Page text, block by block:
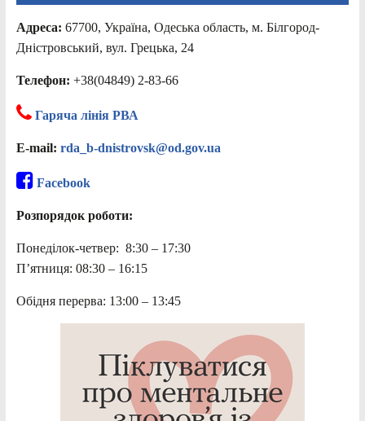
Адреса: 67700, Україна, Одеська область, м. Білгород-
Дністровський, вул. Грецька, 24
Телефон: +38(04849) 2-83-66
Гаряча лінія РВА
E-mail: rda_b-dnistrovsk@od.gov.ua
Facebook
Розпорядок роботи:
Понеділок-четвер: 8:30 – 17:30
П’ятниця: 08:30 – 16:15
Обідня перерва: 13:00 – 13:45